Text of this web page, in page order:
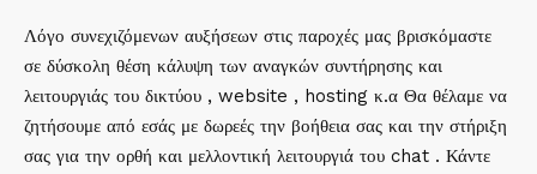
Λόγο συνεχιζόμενων αυξήσεων στις παροχές μας βρισκόμαστε
σε δύσκολη θέση κάλυψη των αναγκών συντήρησης και
λειτουργιάς του δικτύου , website , hosting κ.α Θα θέλαμε να
ζητήσουμε από εσάς με δωρεές την βοήθεια σας και την στήριξη
σας για την ορθή και μελλοντική λειτουργιά του chat . Κάντε